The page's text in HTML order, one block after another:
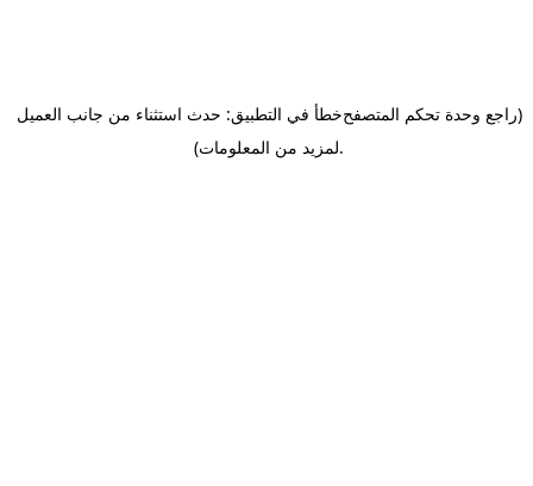
خطأ في التطبيق: حدث استثناء من جانب العميل(راجع وحدة تحكم المتصفح
لمزيد من المعلومات).